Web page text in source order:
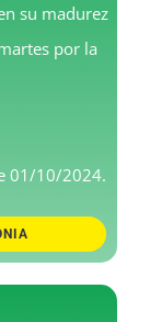
su madurez
por la
01/10/2024.